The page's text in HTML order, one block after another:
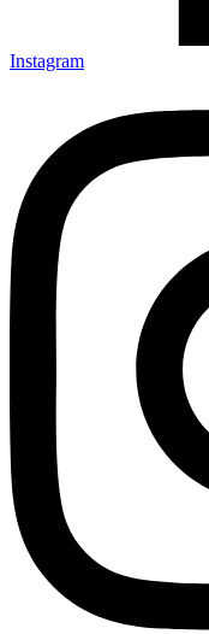
Instagram